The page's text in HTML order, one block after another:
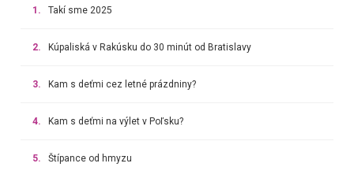
1. Takí sme 2025
2. Kúpaliská v Rakúsku do 30 minút od Bratislavy
3. Kam s deťmi cez letné prázdniny?
4. Kam s deťmi na výlet v Poľsku?
5. Štípance od hmyzu